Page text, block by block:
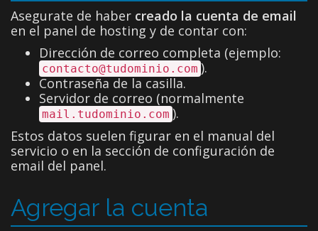
Asegurate de haber creado la cuenta de email
en el panel de hosting y de contar con:
Dirección de correo completa (ejemplo:
contacto@tudominio.com ).
Contraseña de la casilla.
Servidor de correo (normalmente
mail.tudominio.com ).
Estos datos suelen figurar en el manual del
servicio o en la sección de configuración de
email del panel.
Agregar la cuenta